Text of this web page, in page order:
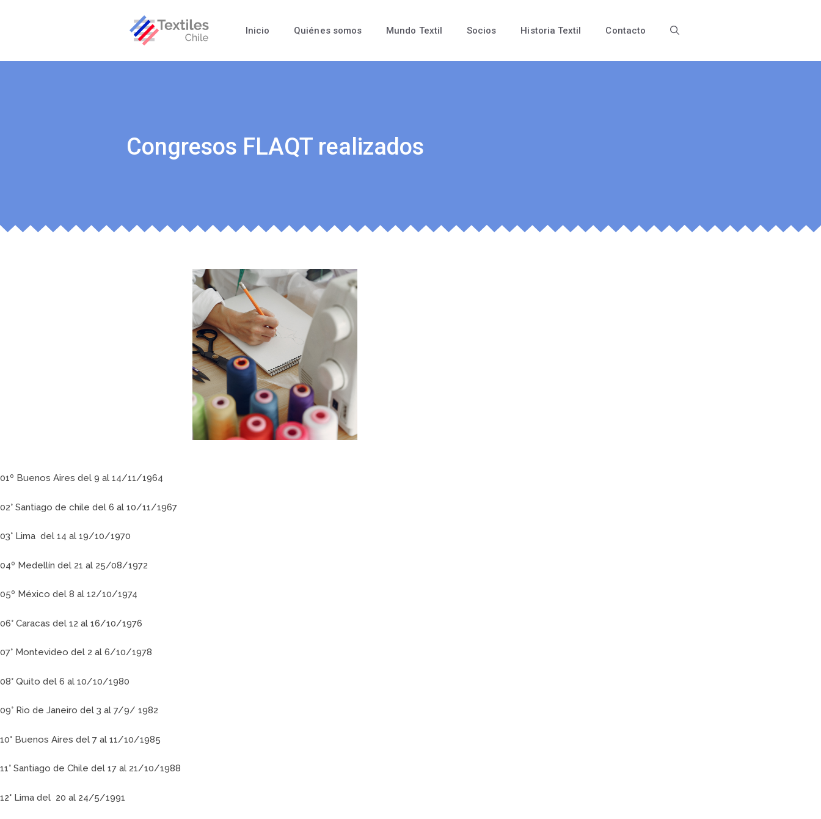
Inicio Quiénes somos Mundo Textil Socios Historia Textil Contacto
Congresos FLAQT realizados
01º Buenos Aires del 9 al 14/11/1964
02° Santiago de chile del 6 al 10/11/1967
03° Lima del 14 al 19/10/1970
04º Medellín del 21 al 25/08/1972
05º México del 8 al 12/10/1974
06° Caracas del 12 al 16/10/1976
07° Montevideo del 2 al 6/10/1978
08° Quito del 6 al 10/10/1980
09° Rio de Janeiro del 3 al 7/9/ 1982
10° Buenos Aires del 7 al 11/10/1985
11° Santiago de Chile del 17 al 21/10/1988
12° Lima del 20 al 24/5/1991